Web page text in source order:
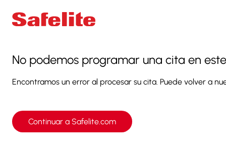
No podemos programar una cita en
Encontramos un error al procesar su cita. Puede volver a
Continuar a Safelite.com